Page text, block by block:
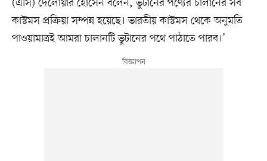
কাস্টমস প্রক্রিয়া সম্পন্ন হয়েছে। ভারতীয় কাস্টমস থেকে অনুমতি
পাওয়ামাত্রই আমরা চালানটি ভুটানের পথে পাঠাতে পারব।’